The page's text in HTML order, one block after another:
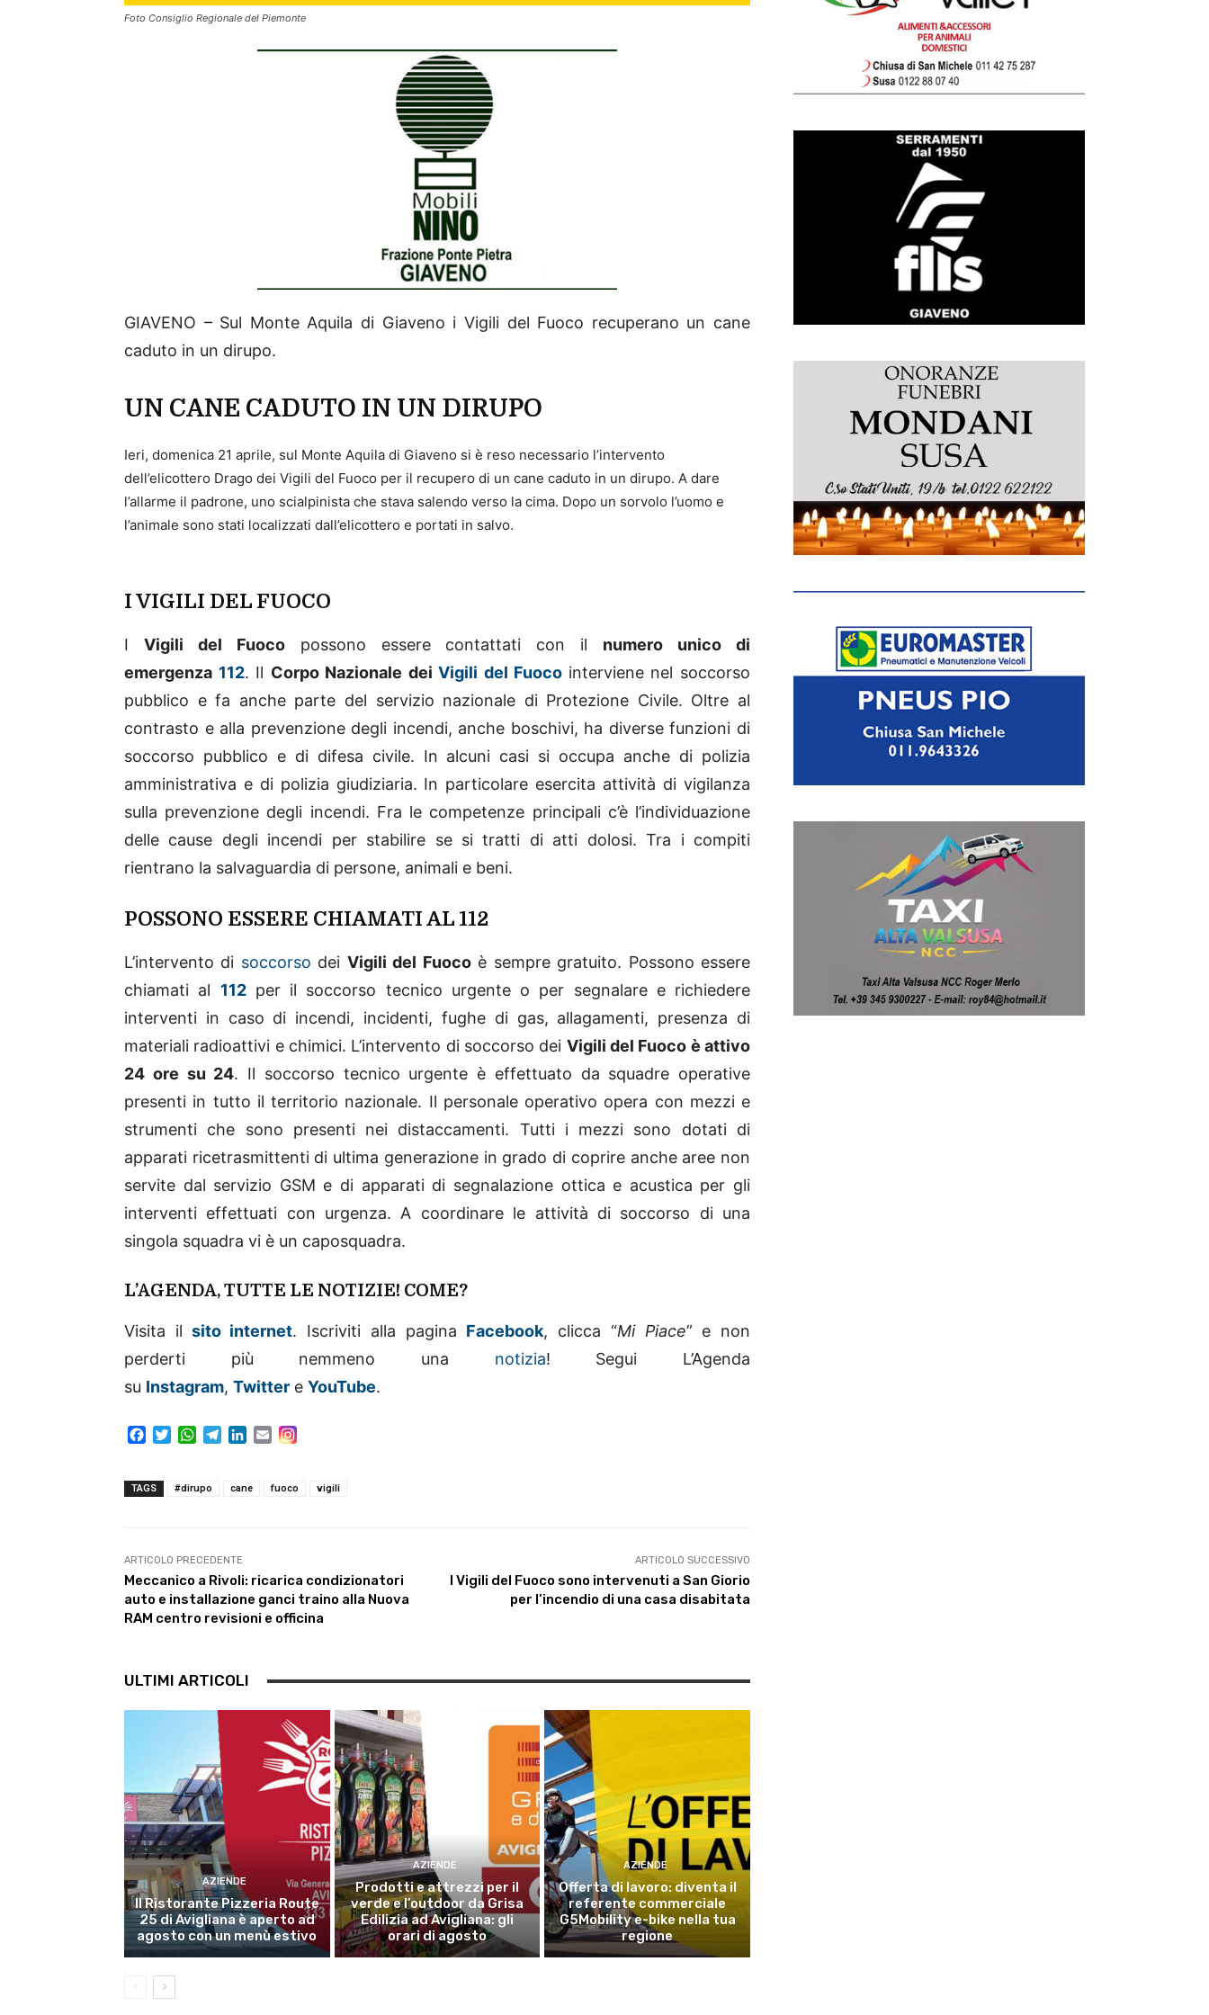
Foto Consiglio Regionale del Piemonte
GIAVENO – Sul Monte Aquila di Giaveno i Vigili del Fuoco recuperano un cane
caduto in un dirupo.
UN CANE CADUTO IN UN DIRUPO
Ieri, domenica 21 aprile, sul Monte Aquila di Giaveno si è reso necessario l’intervento
dell’elicottero Drago dei Vigili del Fuoco per il recupero di un cane caduto in un dirupo. A dare
l’allarme il padrone, uno scialpinista che stava salendo verso la cima. Dopo un sorvolo l’uomo e
l’animale sono stati localizzati dall’elicottero e portati in salvo.
I VIGILI DEL FUOCO
I Vigili del Fuocopossono essere contattati con il numero unico di
emergenza 112. Il Corpo Nazionale deiVigili del Fuoco interviene nel soccorso
pubblico e fa anche parte del servizio nazionale di Protezione Civile. Oltre al
contrasto e alla prevenzione degli incendi, anche boschivi, ha diverse funzioni di
soccorso pubblico e di difesa civile. In alcuni casi si occupa anche di polizia
amministrativa e di polizia giudiziaria. In particolare esercita attività di vigilanza
sulla prevenzione degli incendi. Fra le competenze principali c’è l’individuazione
delle cause degli incendi per stabilire se si tratti di atti dolosi. Tra i compiti
rientrano la salvaguardia di persone, animali e beni.
POSSONO ESSERE CHIAMATI AL 112
L’intervento di soccorso dei Vigili del Fuocoè sempre gratuito. Possono essere
chiamati al 112per il soccorso tecnico urgente o per segnalare e richiedere
interventi in caso di incendi, incidenti, fughe di gas, allagamenti, presenza di
materiali radioattivi e chimici. L’intervento di soccorso dei Vigili del Fuoco è attivo
24 ore su 24. Il soccorso tecnico urgente è effettuato da squadre operative
presenti in tutto il territorio nazionale. Il personale operativo opera con mezzi e
strumenti che sono presenti nei distaccamenti. Tutti i mezzi sono dotati di
apparati ricetrasmittenti di ultima generazione in grado di coprire anche aree non
servite dal servizio GSM e di apparati di segnalazione ottica e acustica per gli
interventi effettuati con urgenza. A coordinare le attività di soccorso di una
singola squadra vi è un caposquadra.
L’AGENDA, TUTTE LE NOTIZIE! COME?
Visita il sito internet. Iscriviti alla pagina Facebook, clicca “Mi Piace” e non
perderti più nemmeno una notizia! Segui L’Agenda
su Instagram, Twitter e YouTube.
e
k
t
W
t
p
m
k
E
i
TAGS #dirupo cane fuoco vigili
ARTICOLO PRECEDENTE
Meccanico a Rivoli: ricarica condizionatori
auto e installazione ganci traino alla Nuova
RAM centro revisioni e officina
ARTICOLO SUCCESSIVO
I Vigili del Fuoco sono intervenuti a San Giorio
per l’incendio di una casa disabitata
ULTIMI ARTICOLI
AZIENDE
Il Ristorante Pizzeria Route
25 di Avigliana è aperto ad
agosto con un menù estivo
AZIENDE
Prodotti e attrezzi per il
verde e l’outdoor da Grisa
Edilizia ad Avigliana: gli
orari di agosto
AZIENDE
Offerta di lavoro: diventa il
referente commerciale
G5Mobility e-bike nella tua
regione